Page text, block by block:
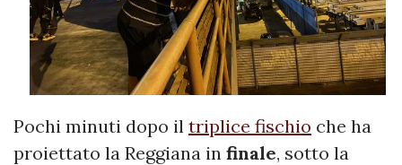
Pochi minuti dopo il triplice fischio che ha
proiettato la Reggiana in finale, sotto la